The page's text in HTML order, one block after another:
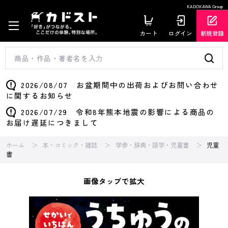
KADOKAWA Group
カート ログイン 新規登録
2026/08/07 お盆期間中の出荷およびお問い合わせ
に関するお知らせ
2026/07/29 令和8年熊本地震の影響による商品の
お届け遅延につきまして
ホーム 本・コミック・雑誌 学参・辞典・語学・児童書
児童
書
画像タップで拡大